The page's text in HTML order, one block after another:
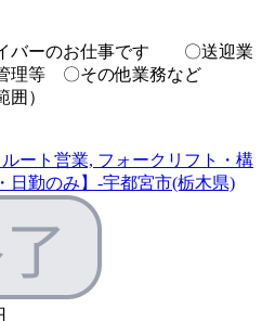
バーのお仕事です 〇送迎業
理等 〇その他業務など
囲）
ート営業, フォークリフト・構
日勤のみ】-宇都宮市(栃木県)